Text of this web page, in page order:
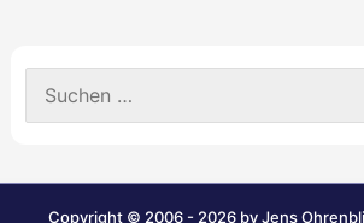
c
Copyright © 2006 - 2026 by Jens